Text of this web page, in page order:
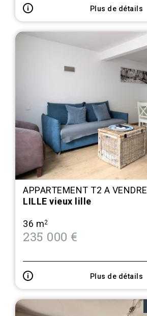
Plus de détails
APPARTEMENT T2 A VENDRE
LILLE vieux lille
36 m2
235 000 €
Plus de détails